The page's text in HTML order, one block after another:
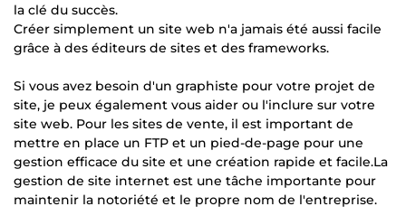
la clé du succès.
Créer simplement un site web n'a jamais été aussi facile
grâce à des éditeurs de sites et des frameworks.
Si vous avez besoin d'un graphiste pour votre projet de
site, je peux également vous aider ou l'inclure sur votre
site web. Pour les sites de vente, il est important de
mettre en place un FTP et un pied-de-page pour une
gestion efficace du site et une création rapide et facile.La
gestion de site internet est une tâche importante pour
maintenir la notoriété et le propre nom de l'entreprise.